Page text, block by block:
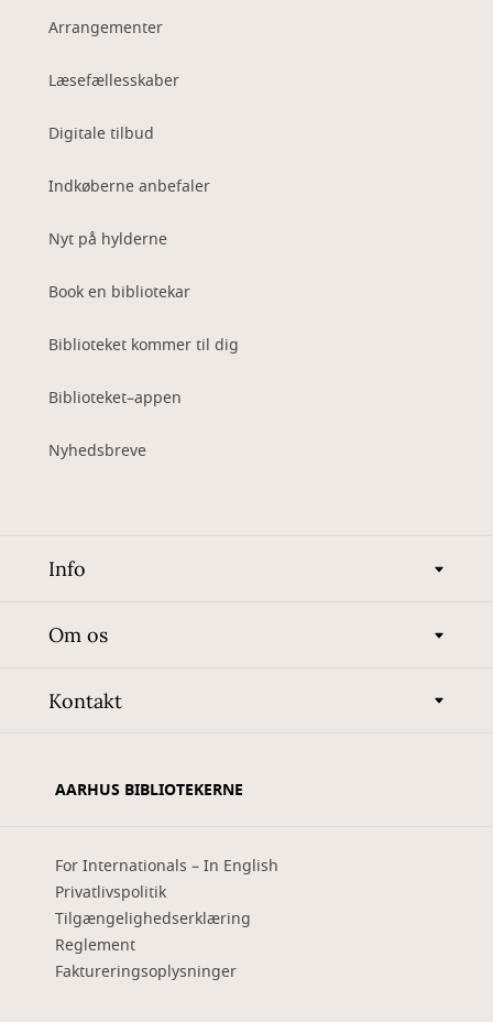
Arrangementer
Læsefællesskaber
Digitale tilbud
Indkøberne anbefaler
Nyt på hylderne
Book en bibliotekar
Biblioteket kommer til dig
Biblioteket–appen
Nyhedsbreve
Info
Om os
Kontakt
AARHUS BIBLIOTEKERNE
For Internationals – In English
Privatlivspolitik
Tilgængelighedserklæring
Reglement
Faktureringsoplysninger